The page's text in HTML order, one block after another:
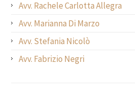
Avv. Rachele Carlotta Allegra
Avv. Marianna Di Marzo
Avv. Stefania Nicolò
Avv. Fabrizio Negri